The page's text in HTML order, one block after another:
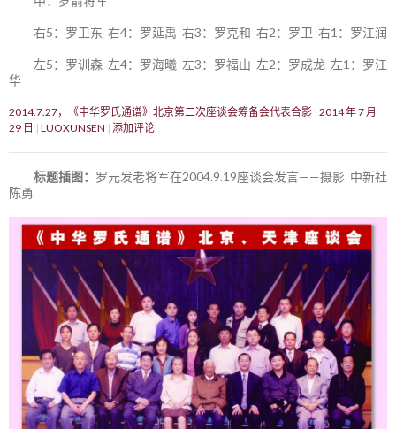
右5：罗卫东 右4：罗延禹 右3：罗克和 右2：罗卫 右1：罗江润
左5：罗训森 左4：罗海曦 左3：罗福山 左2：罗成龙 左1：罗江
华
2014.7.27，《中华罗氏通谱》北京第二次座谈会筹备会代表合影 2014 年 7 月
29 日
LUOXUNSEN 添加评论
标题插图： 罗元发老将军在2004.9.19座谈会发言——摄影 中新社
陈勇